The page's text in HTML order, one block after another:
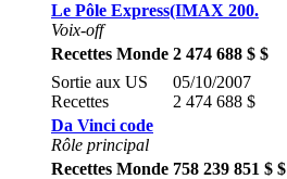
Le Pôle Express(IMAX 200.
Voix-off
Recettes Monde 2 474 688 $ $
Sortie aux US
Recettes
05/10/2007
2 474 688 $
Da Vinci code
Rôle principal
Recettes Monde 758 239 851 $ $